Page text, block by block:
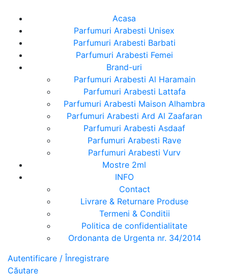
Acasa
Parfumuri Arabesti Unisex
Parfumuri Arabesti Barbati
Parfumuri Arabesti Femei
Brand-uri
Parfumuri Arabesti Al Haramain
Parfumuri Arabesti Lattafa
Parfumuri Arabesti Maison Alhambra
Parfumuri Arabesti Ard Al Zaafaran
Parfumuri Arabesti Asdaaf
Parfumuri Arabesti Rave
Parfumuri Arabesti Vurv
Mostre 2ml
INFO
Contact
Livrare & Returnare Produse
Termeni & Conditii
Politica de confidentialitate
Ordonanta de Urgenta nr. 34/2014
Autentificare / Înregistrare
Căutare